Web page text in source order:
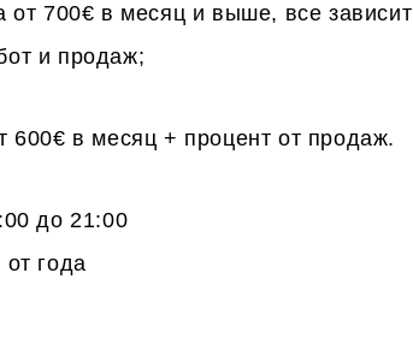
от 700€ в месяц и выше, все зависит
и продаж;
600€ в месяц + процент от продаж.
до 21:00
года